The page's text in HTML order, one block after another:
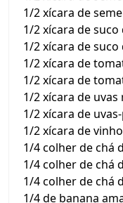
1/2 xícara de
1/2 xícara de
1/2 xícara de
1/2 xícara de
1/2 xícara de
1/2 xícara de
1/2 xícara de
1/2 xícara de
1/4 colher de chá
1/4 colher de chá
1/4 colher de chá
1/4 de banana